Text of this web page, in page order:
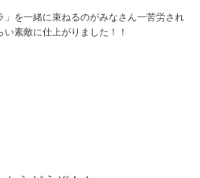
を一緒に束ねるのがみなさん一苦労され
素敵に仕上がりました！！